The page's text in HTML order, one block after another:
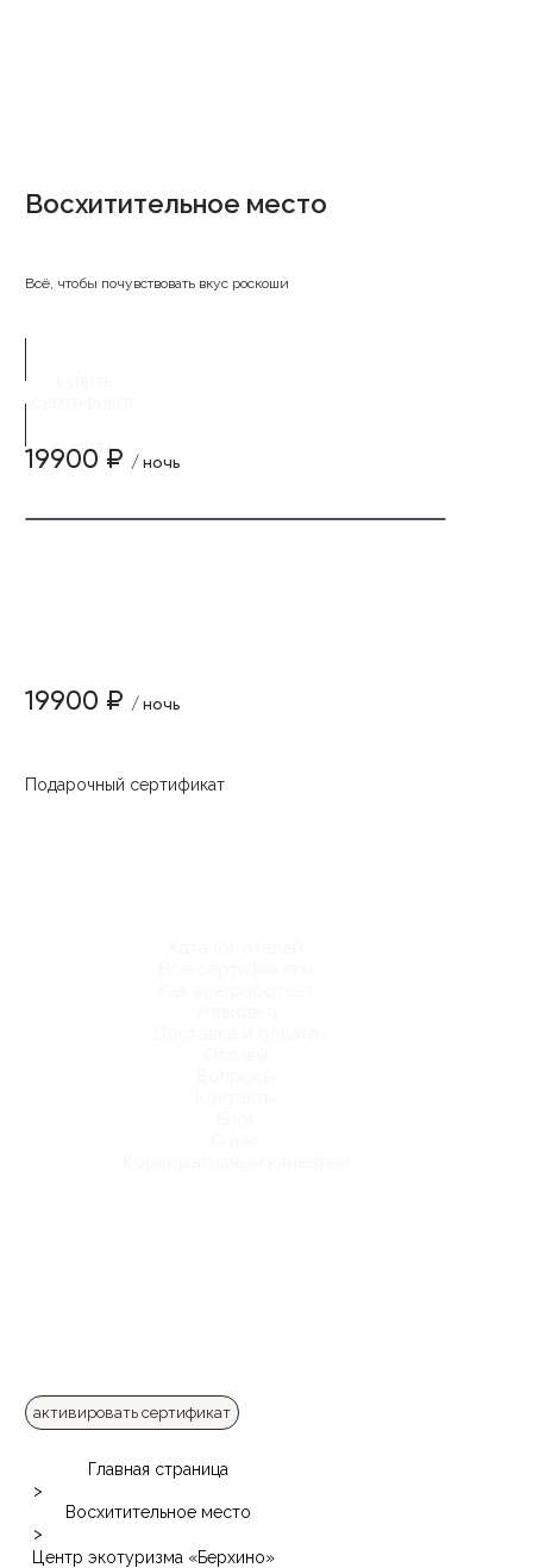
Восхитительное место
Всё, чтобы почувствовать вкус роскоши
купить
19900 ₽ / ночь
19900 ₽ / ночь
Подарочный сертификат
активировать сертификат
Главная страница
>
Восхитительное место
>
Центр экотуризма «Берхино»